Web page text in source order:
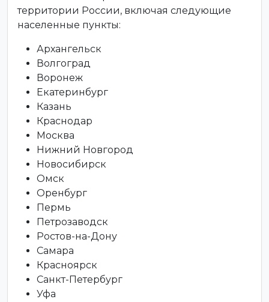
территории России, включая следующие
населенные пункты:
Архангельск
Волгоград
Воронеж
Екатеринбург
Казань
Краснодар
Москва
Нижний Новгород
Новосибирск
Омск
Оренбург
Пермь
Петрозаводск
Ростов-на-Дону
Самара
Красноярск
Санкт-Петербург
Уфа